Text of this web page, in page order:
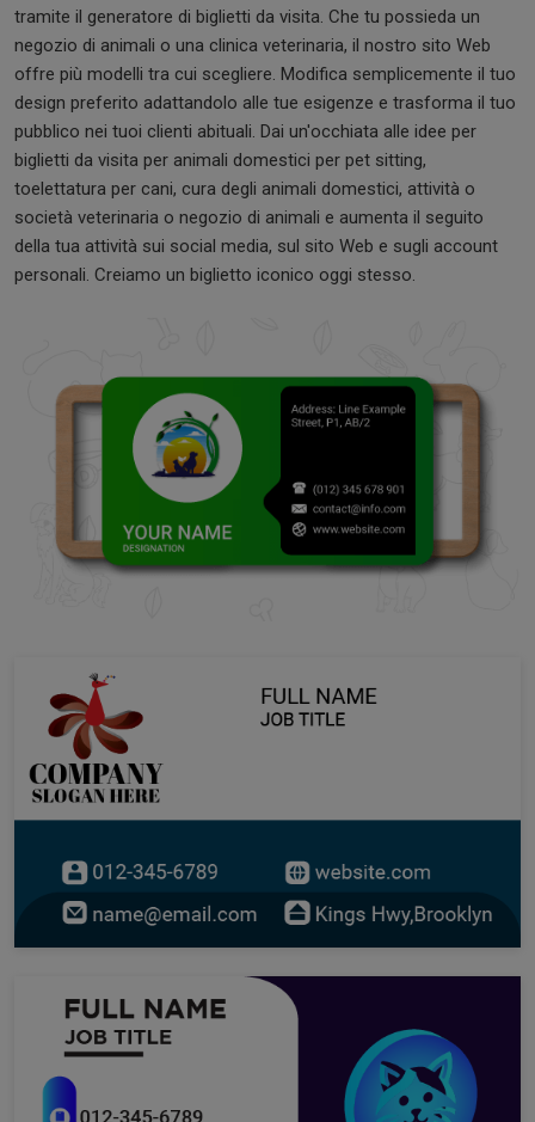
tramite il generatore di biglietti da visita. Che tu possieda un
negozio di animali o una clinica veterinaria, il nostro sito Web
offre più modelli tra cui scegliere. Modifica semplicemente il tuo
design preferito adattandolo alle tue esigenze e trasforma il tuo
pubblico nei tuoi clienti abituali. Dai un'occhiata alle idee per
biglietti da visita per animali domestici per pet sitting,
toelettatura per cani, cura degli animali domestici, attività o
società veterinaria o negozio di animali e aumenta il seguito
della tua attività sui social media, sul sito Web e sugli account
personali. Creiamo un biglietto iconico oggi stesso.